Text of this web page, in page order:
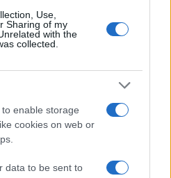
Use,
Sharing of my
with the
collected.
enable storage
cookies on web or
data to be sent to